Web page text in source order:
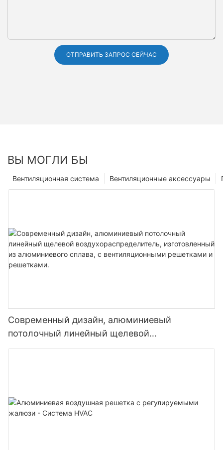
ОТПРАВИТЬ ЗАПРОС СЕЙЧАС
ВЫ МОГЛИ БЫ
Вентиляционные аксессуары
Вентиляционная система
Современный дизайн, алюминиевый
потолочный линейный щелевой
воздухораспределитель, изготовленный из